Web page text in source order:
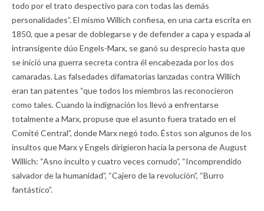
todo por el trato despectivo para con todas las demás
personalidades”. El mismo Willich confiesa, en una carta escrita en
1850, que a pesar de doblegarse y de defender a capa y espada al
intransigente dúo Engels-Marx, se ganó su desprecio hasta que
se inició una guerra secreta contra él encabezada por los dos
camaradas. Las falsedades difamatorias lanzadas contra Willich
eran tan patentes “que todos los miembros las reconocieron
como tales. Cuando la indignación los llevó a enfrentarse
totalmente a Marx, propuse que el asunto fuera tratado en el
Comité Central”, donde Marx negó todo. Éstos son algunos de los
insultos que Marx y Engels dirigieron hacia la persona de August
Willich: “Asno inculto y cuatro veces cornudo”, “Incomprendido
salvador de la humanidad”, “Cajero de la revolución”, “Burro
fantástico”.